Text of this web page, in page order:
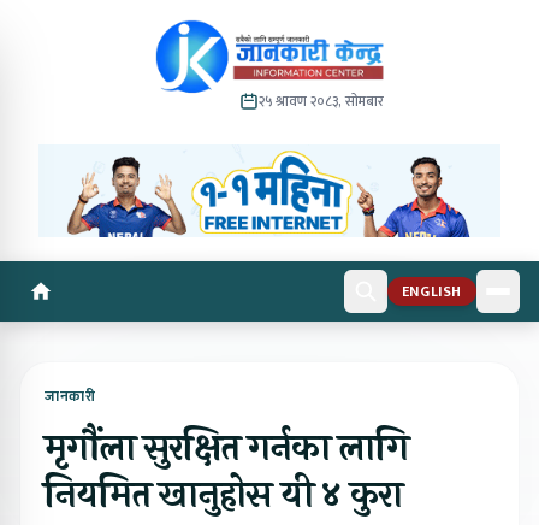
२५ श्रावण २०८३, सोमबार
ENGLISH
जानकारी
मृगौंला सुरक्षित गर्नका लागि
नियमित खानुहोस यी ४ कुरा